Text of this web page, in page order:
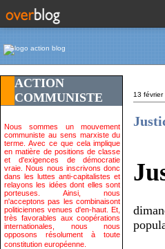
ACTION
COMMUNISTE
Nous sommes un mouvement
communiste au sens marxiste du
terme. Avec ce que cela implique
en matière de positions de classe
et d'exigences de démocratie
vraie. Nous nous inscrivons donc
dans les luttes anti-capitalistes et
relayons les idées dont elles sont
porteuses. Ainsi, nous
n'acceptons pas les combinaisont
politiciennes venues d'en-haut. Et,
très favorables aux coopérations
internationales, nous nous
opposons résolument à toute
constitution européenne.
13 février